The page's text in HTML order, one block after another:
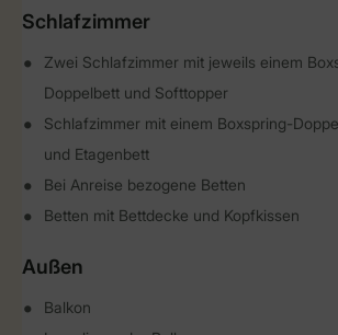
Schlafzimmer
Zwei Schlafzimmer mit jeweils einem
Doppelbett und Softtopper
Schlafzimmer mit einem Boxspring-
und Etagenbett
Bei Anreise bezogene Betten
Betten mit Bettdecke und Kopfkissen
Außen
Balkon